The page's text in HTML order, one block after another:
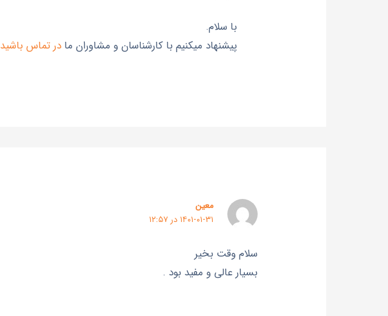
با سلام.
پیشنهاد میکنیم با کارشناسان و مشاوران مادر تماس باشید
معین
۱۴۰۱-۰۱-۳۱ در ۱۲:۵۷
سلام وقت بخیر
بسیار عالی و مفید بود .